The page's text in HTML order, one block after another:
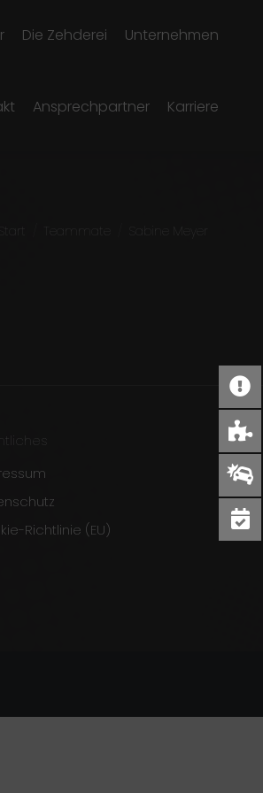
Die Zehderei Unternehmen
Ansprechpartner Karriere
befinden sich hier:
Start Teammate
Richtlinie (EU)